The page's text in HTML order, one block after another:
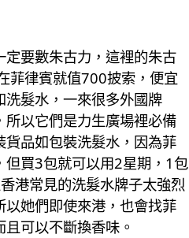
要數朱古力，這裡的朱古
菲律賓就值700披索，便宜
髮水，一來很多外國牌
以它們是力生廣場裡必備
品如包裝洗髮水，因為菲
但買3包就可以用2星期，1包
港常見的洗髮水牌子太強烈
她們即使來港，也會找菲
可以不斷換香味。